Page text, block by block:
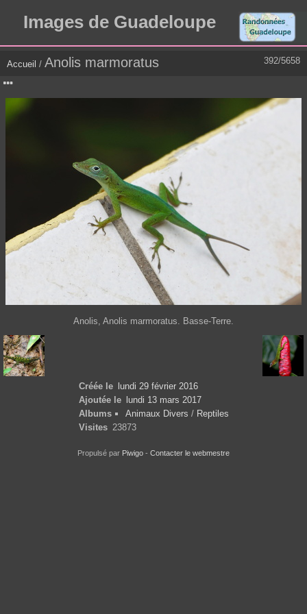
Images de Guadeloupe
392/5658
Accueil / Anolis marmoratus
Anolis, Anolis marmoratus. Basse-Terre.
Créée le
lundi 29 février 2016
Ajoutée le
lundi 13 mars 2017
Albums
Animaux Divers / Reptiles
Visites 23873
Propulsé par Piwigo - Contacter le webmestre